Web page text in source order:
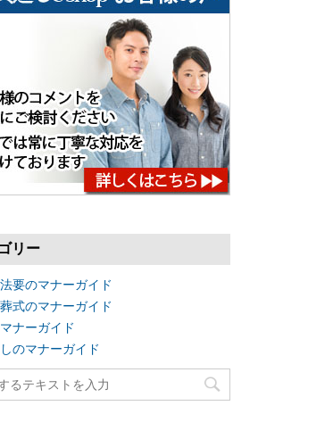
リー
要のマナーガイド
式のマナーガイド
ナーガイド
のマナーガイド